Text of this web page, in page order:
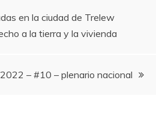
en la ciudad de Trelew
a la tierra y la vivienda
– #10 – plenario nacional